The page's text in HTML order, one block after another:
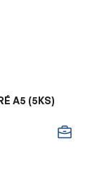
A5 (5KS)